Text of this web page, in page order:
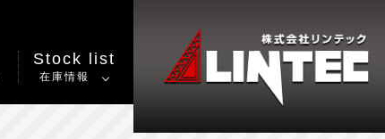
Stock list
在庫情報